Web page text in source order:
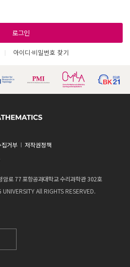
로그인
아이디·비밀번호 찾기
집거부
저작권정책
로 77 포항공과대학교 수리과학관 302호
All RIGHTS RESERVED.